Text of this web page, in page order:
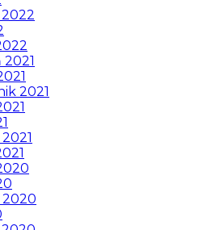
2021